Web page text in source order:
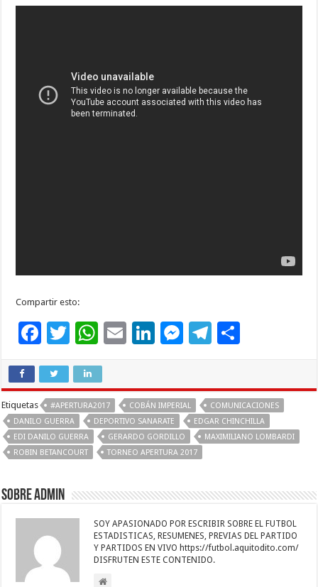
Compartir esto:
F
e
b
o
o
T
tt
er
W
at
sA
p
p
E
l
Li
e
dI
n
M
n
g
er
T
gr
a
m
p
ar
ti
Etiquetas #APERTURA2017 COBÁN IMPERIAL
COMUNICACIONES
DANILO GUERRA
DEPORTIVO SANARATE
EDGAR CHINCHILLA
EDI DANILO GUERRA
GERARDO GORDILLO
MAXIMILIANO LOMBARDI
ROBIN BETANCOURT
TORNEO APERTURA 2017
Sobre admin
SOY APASIONADO POR ESCRIBIR SOBRE EL FUTBOL
ESTADISTICAS, RESUMENES, PREVIAS DEL PARTIDO
Y PARTIDOS EN VIVO https://futbol.aquitodito.com/
DISFRUTEN ESTE CONTENIDO.